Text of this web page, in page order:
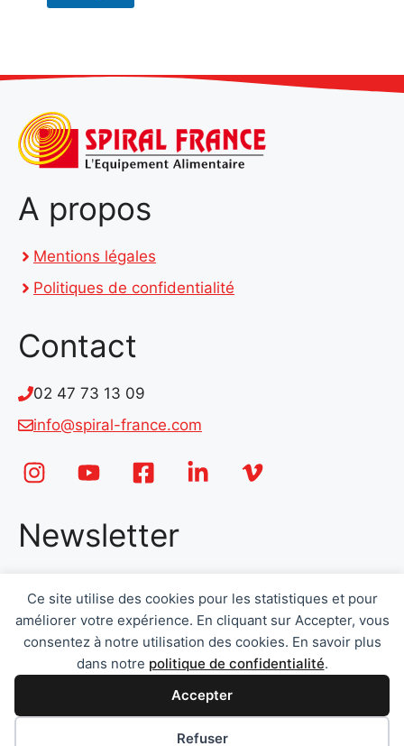
Ce site utilise des cookies pour les statistiques et pour
améliorer votre expérience. En cliquant sur Accepter, vous
consentez à notre utilisation des cookies. En savoir plus
dans notre politique de confidentialité.
Accepter
Refuser
Préférences des cookies
A propos
Mentions légales
Politiques de confidentialité
Contact
02 47 73 13 09
info@spiral-france.com
Newsletter
Email*